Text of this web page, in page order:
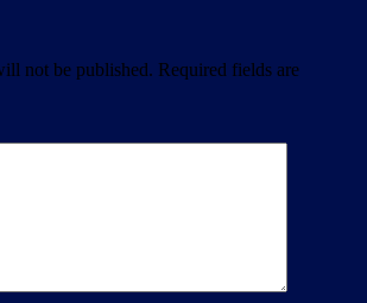
not be published. Required fields are